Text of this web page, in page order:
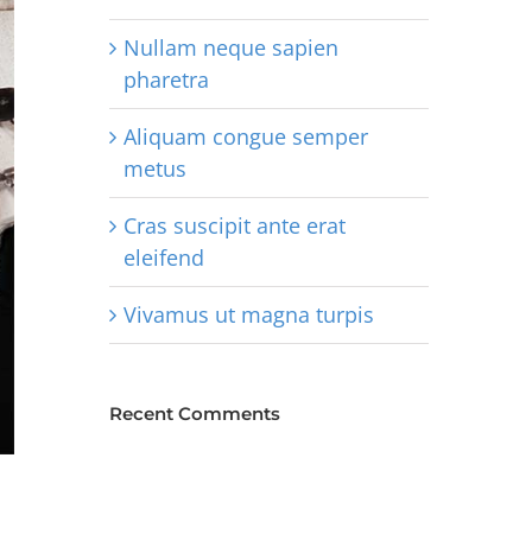
Nullam neque sapien
pharetra
Aliquam congue semper
metus
Cras suscipit ante erat
eleifend
Vivamus ut magna turpis
Recent Comments